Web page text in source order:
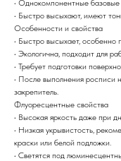
• Однокомпонентные базовые
• Быстро высыхают, имеют
Особенности и свойства
• Быстро высыхает, особенно
• Экологична, подходит для
• Требует подготовки
• После выполнения росписи
закрепитель.
Флуоресцентные свойства
• Высокая яркость даже при
• Низкая укрывистость,
краски или белой подложки.
• Светятся под